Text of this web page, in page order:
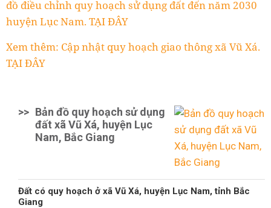
đồ điều chỉnh quy hoạch sử dụng đất đến năm 2030
huyện Lục Nam. TẠI ĐÂY
Xem thêm: Cập nhật quy hoạch giao thông xã Vũ Xá.
TẠI ĐÂY
>> Bản đồ quy hoạch sử dụng
đất xã Vũ Xá, huyện Lục
Nam, Bắc Giang
Đất có quy hoạch ở xã Vũ Xá, huyện Lục Nam, tỉnh Bắc
Giang